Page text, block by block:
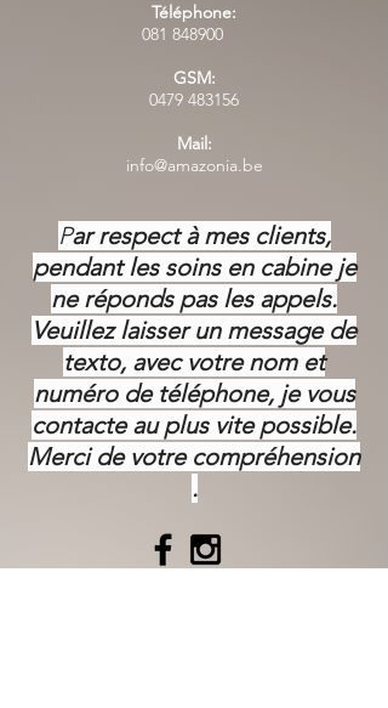
Téléphone:
081 848900
GSM:
0479 483156
Mail:
info@amazonia.be
Par respect à mes clients,
pendant les soins en cabine je
ne réponds pas les appels.
Veuillez laisser un message de
texto, avec votre nom et
numéro de téléphone, je vous
contacte au plus vite possible.
Merci de votre compréhension
.